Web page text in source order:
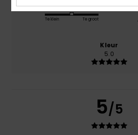
Maat
Te klein Te groot
Kleur
5.0
5/5